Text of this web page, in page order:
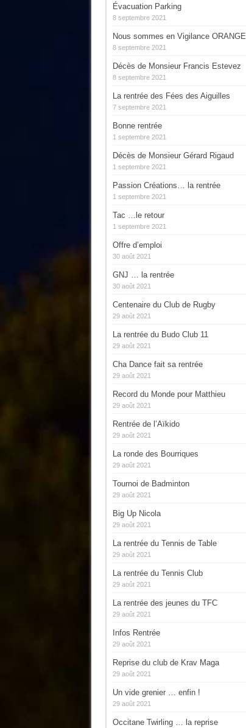
Évacuation Parking
8 septembre 2021
Nous sommes en Vigilance ORANGE
8 septembre 2021
Décès de Monsieur Francis Estevez
8 septembre 2021
La rentrée des Fées des Aiguilles
7 septembre 2021
Bonne rentrée
1 septembre 2021
Décès de Monsieur Gérard Rigaud
1 septembre 2021
Passion Créations… la rentrée
1 septembre 2021
Tac …le retour
1 septembre 2021
Offre d’emploi
30 août 2021
GNJ … la rentrée
30 août 2021
Centenaire du Club de Rugby
29 août 2021
La rentrée du Budo Club 11
29 août 2021
Cha Dance fait sa rentrée
29 août 2021
Record du Monde pour Matthieu
29 août 2021
Rentrée de l’Aïkido
29 août 2021
La ronde des Bourriques
29 août 2021
Tournoi de Badminton
29 août 2021
Big Up Nicola
29 août 2021
La rentrée du Tennis de Table
29 août 2021
La rentrée du Tennis Club
29 août 2021
La rentrée des jeunes du TFC
29 août 2021
Infos Rentrée
29 août 2021
Reprise du club de Krav Maga
29 août 2021
Un vide grenier … enfin !
29 août 2021
Occitane Twirling … la reprise